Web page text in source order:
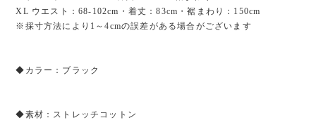
XL ウエスト：68-102cm・着丈：83cm・裾まわり：150cm
※採寸方法により1～4cmの誤差がある場合がございます
◆カラー：ブラック
◆素材：ストレッチコットン